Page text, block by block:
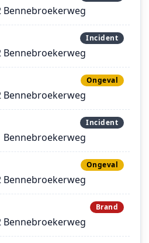
Bennebroekerweg
Incident
Bennebroekerweg
Ongeval
Bennebroekerweg
Incident
Bennebroekerweg
Ongeval
Bennebroekerweg
Brand
Bennebroekerweg